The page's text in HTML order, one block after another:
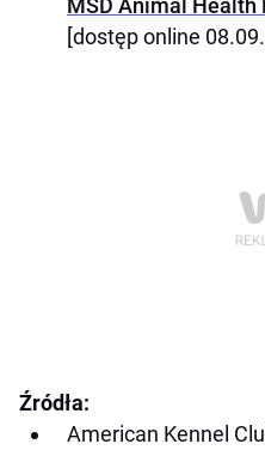
MSD Animal Health
[dostęp online
Źródła:
American Kennel